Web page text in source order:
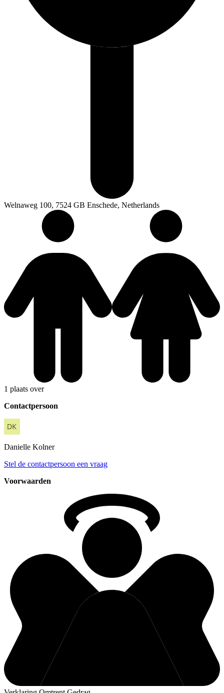
Welnaweg 100, 7524 GB Enschede, Netherlands
1 plaats over
Contactpersoon
Danielle Kolner
Stel de contactpersoon een vraag
Voorwaarden